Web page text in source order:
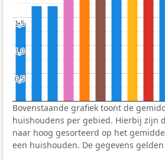
0,5
0,5
1,0
1,0
1,5
1,5
Bovenstaande grafiek toont de
huishoudens per gebied. Hierbij zijn
naar hoog gesorteerd op het
een huishouden. De gegevens gelden